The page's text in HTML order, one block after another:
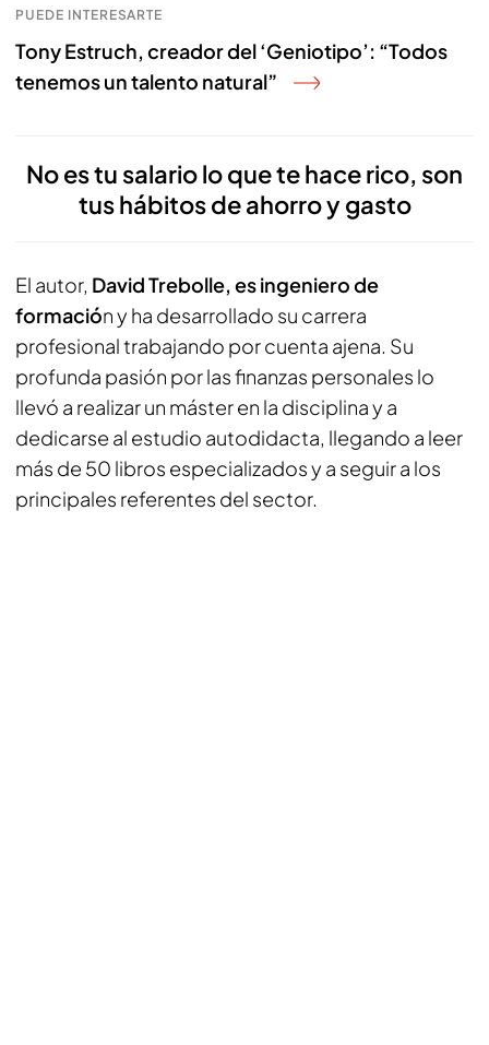
PUEDE INTERESARTE
Tony Estruch, creador del ‘Geniotipo’: “Todos
tenemos un talento natural”
No es tu salario lo que te hace rico, son
tus hábitos de ahorro y gasto
El autor, David Trebolle, es ingeniero de
formación y ha desarrollado su carrera
profesional trabajando por cuenta ajena. Su
profunda pasión por las finanzas personales lo
llevó a realizar un máster en la disciplina y a
dedicarse al estudio autodidacta, llegando a leer
más de 50 libros especializados y a seguir a los
principales referentes del sector.